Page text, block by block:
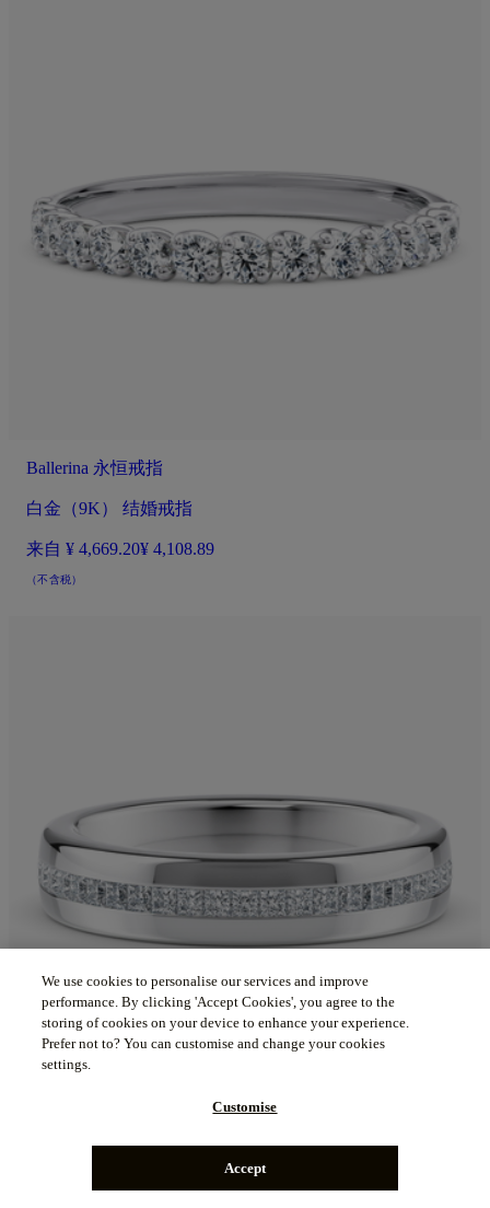
Ballerina 永恒戒指
白金（9K） 结婚戒指
来自 ¥ 4,669.20¥ 4,108.89
（不含税）
We use cookies to personalise our services and improve
performance. By clicking 'Accept Cookies', you agree to the
storing of cookies on your device to enhance your experience.
Prefer not to? You can customise and change your cookies
settings.
Customise
Accept